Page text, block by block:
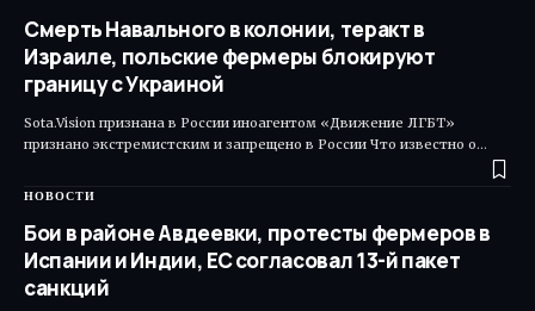
Смерть Навального в колонии, теракт в
Израиле, польские фермеры блокируют
границу с Украиной
Sota.Vision признана в России иноагентом «Движение ЛГБТ»
признано экстремистским и запрещено в России Что известно о…
НОВОСТИ
Бои в районе Авдеевки, протесты фермеров в
Испании и Индии, ЕС согласовал 13-й пакет
санкций